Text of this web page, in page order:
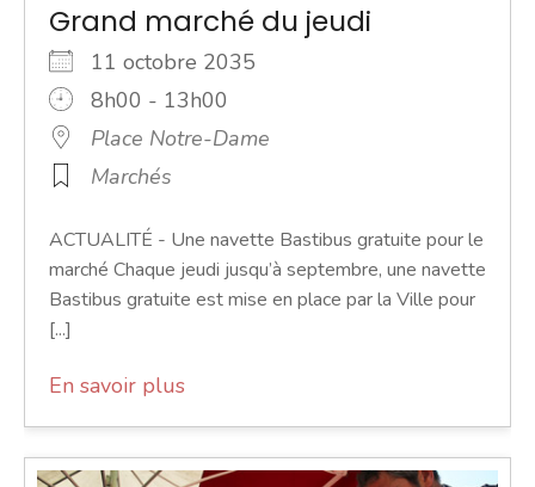
Grand marché du jeudi
11 octobre 2035
8h00 - 13h00
Place Notre-Dame
Marchés
ACTUALITÉ - Une navette Bastibus gratuite pour le
marché Chaque jeudi jusqu’à septembre, une navette
Bastibus gratuite est mise en place par la Ville pour
[...]
En savoir plus